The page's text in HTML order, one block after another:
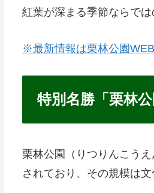
紅葉が深まる季節ならで
※最新情報は栗林公園
特別名勝「栗林
栗林公園（りつりんこう
されており、その規模は